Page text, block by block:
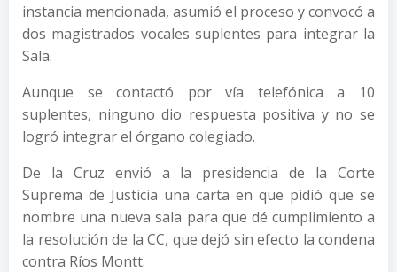
instancia mencionada, asumió el proceso y convocó a
dos magistrados vocales suplentes para integrar la
Sala.
Aunque se contactó por vía telefónica a 10
suplentes, ninguno dio respuesta positiva y no se
logró integrar el órgano colegiado.
De la Cruz envió a la presidencia de la Corte
Suprema de Justicia una carta en que pidió que se
nombre una nueva sala para que dé cumplimiento a
la resolución de la CC, que dejó sin efecto la condena
contra Ríos Montt.